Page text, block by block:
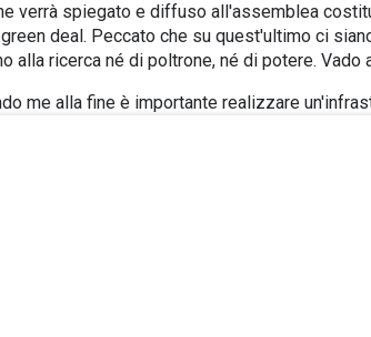
verrà spiegato e diffuso all'assemblea
deal. Peccato che su quest'ultimo ci
alla ricerca né di poltrone, né di potere. Vado
me alla fine è importante realizzare